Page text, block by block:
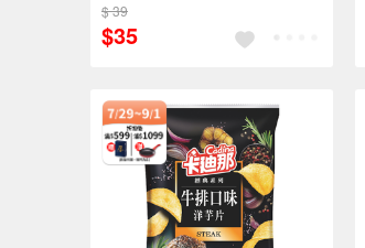
$ 39
$35